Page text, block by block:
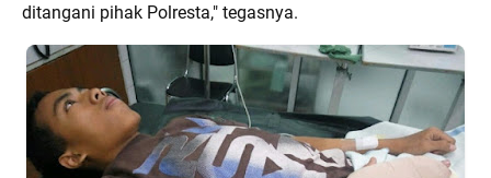
ditangani pihak Polresta," tegasnya.